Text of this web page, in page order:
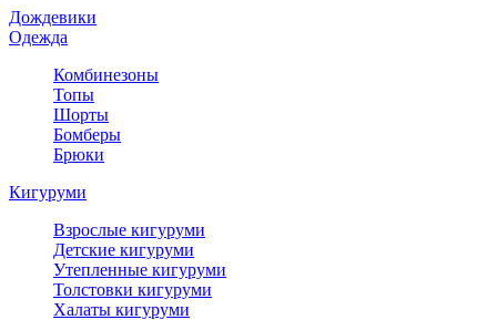
Дождевики
Одежда
Комбинезоны
Топы
Шорты
Бомберы
Брюки
Кигуруми
Взрослые кигуруми
Детские кигуруми
Утепленные кигуруми
Толстовки кигуруми
Халаты кигуруми